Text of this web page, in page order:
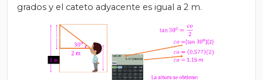
grados y el cateto adyacente es igual a 2 m.